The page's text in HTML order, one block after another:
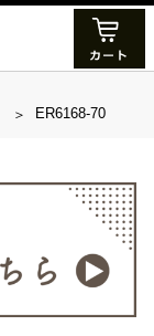
ER6168-70